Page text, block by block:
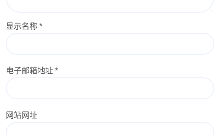
显示名称 *
电子邮箱地址 *
网站网址